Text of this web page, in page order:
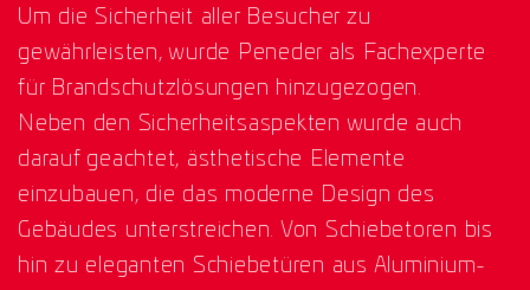
Um die Sicherheit aller Besucher zu
gewährleisten, wurde Peneder als Fachexperte
für Brandschutzlösungen hinzugezogen.
Neben den Sicherheitsaspekten wurde auch
darauf geachtet, ästhetische Elemente
einzubauen, die das moderne Design des
Gebäudes unterstreichen. Von Schiebetoren bis
hin zu eleganten Schiebetüren aus Aluminium-